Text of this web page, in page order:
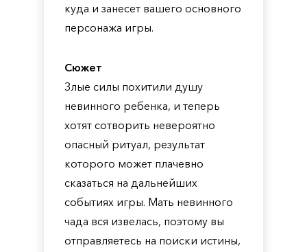
куда и занесет вашего основного
персонажа игры.
Сюжет
Злые силы похитили душу
невинного ребенка, и теперь
хотят сотворить невероятно
опасный ритуал, результат
которого может плачевно
сказаться на дальнейших
событиях игры. Мать невинного
чада вся извелась, поэтому вы
отправляетесь на поиски истины,